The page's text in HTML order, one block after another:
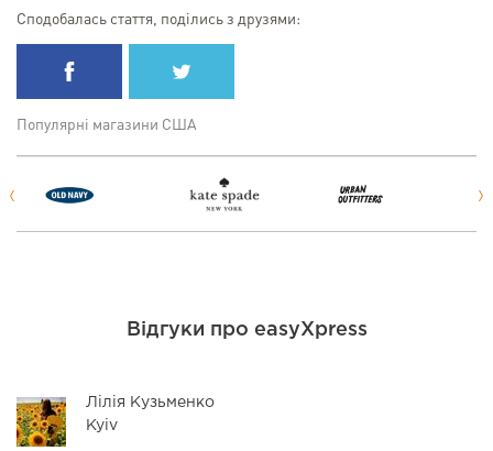
Сподобалась стаття, поділись з друзями:
Популярні магазини США
Відгуки про easyXpress
Лілія Кузьменко
Kyiv